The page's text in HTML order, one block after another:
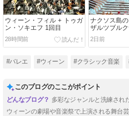
ウィーン・フィル + トゥガ
ン・ソキエフ 1回目
28時間前
ナクソス島
ザルツブル
2日前
#バレエ #ウィーン #クラシック音楽
このブログのここがポイント
多彩なジャンルと洗練され
ウィーンの劇場や音楽祭で上演される舞台